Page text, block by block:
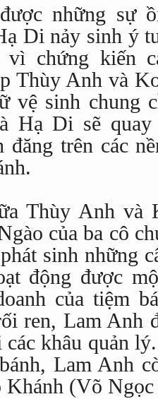
những sự
Di nảy sinh ý
vì chứng kiến
Thùy Anh và
vệ sinh chung
Hạ Di sẽ
đăng trên các
Thùy Anh và
của ba cô
sinh những
động được
của tiệm
ren, Lam Anh
khâu quản
Lam Anh
Khánh (Võ